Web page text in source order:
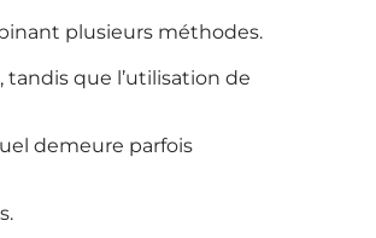
plusieurs méthodes.
que l’utilisation de
demeure parfois